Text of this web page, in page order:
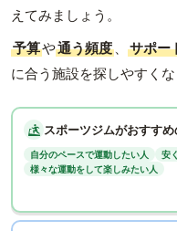
えてみましょう。
予算や通う頻度 、 サポー
に合う施設を探しやすくな
スポーツジムがおすすめ
自分のペースで運動したい人
安
様々な運動をして楽しみたい人